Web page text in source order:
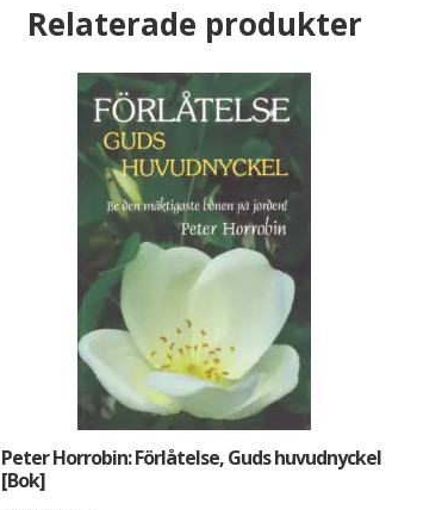
Relaterade produkter
Peter Horrobin: Förlåtelse, Guds huvudnyckel
[Bok]